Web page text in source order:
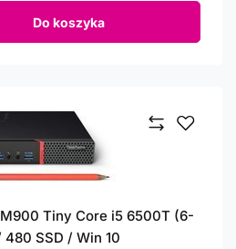
Do koszyka
Tiny Core i5 6500T (6-
SSD / Win 10